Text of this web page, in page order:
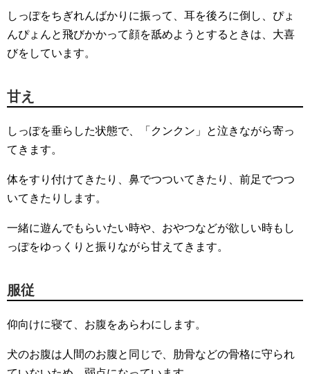
しっぽをちぎれんばかりに振って、耳を後ろに倒し、ぴょ
んぴょんと飛びかかって顔を舐めようとするときは、大喜
びをしています。
甘え
しっぽを垂らした状態で、「クンクン」と泣きながら寄っ
てきます。
体をすり付けてきたり、鼻でつついてきたり、前足でつつ
いてきたりします。
一緒に遊んでもらいたい時や、おやつなどが欲しい時もし
っぽをゆっくりと振りながら甘えてきます。
服従
仰向けに寝て、お腹をあらわにします。
犬のお腹は人間のお腹と同じで、肋骨などの骨格に守られ